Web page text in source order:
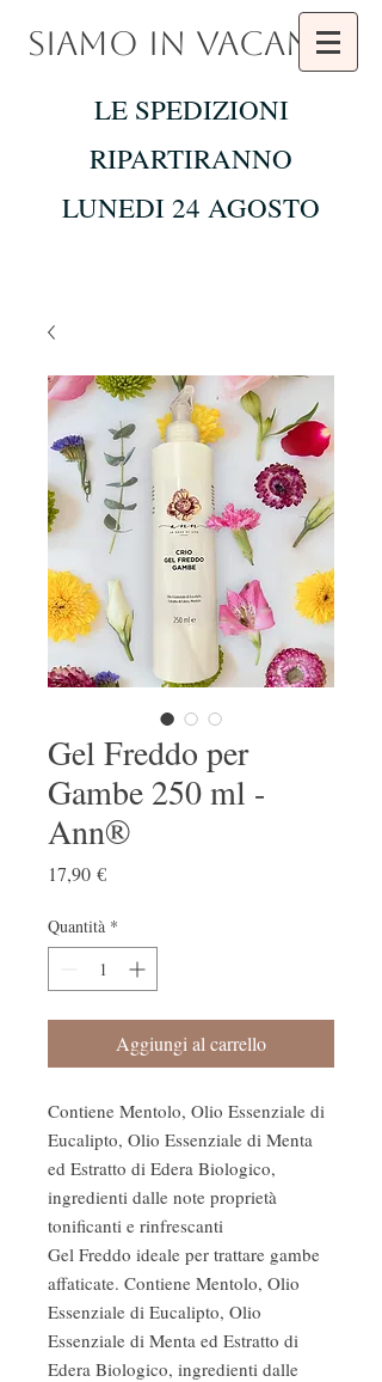
SIAMO IN VACANZA
LE SPEDIZIONI
RIPARTIRANNO
LUNEDI 24 AGOSTO
Gel Freddo per
Gambe 250 ml -
Ann®
17,90 €Prezzo
Quantità *
Aggiungi al carrello
Contiene Mentolo, Olio Essenziale di
Eucalipto, Olio Essenziale di Menta
ed Estratto di Edera Biologico,
ingredienti dalle note proprietà
tonificanti e rinfrescanti
Gel Freddo ideale per trattare gambe
affaticate. Contiene Mentolo, Olio
Essenziale di Eucalipto, Olio
Essenziale di Menta ed Estratto di
Edera Biologico, ingredienti dalle